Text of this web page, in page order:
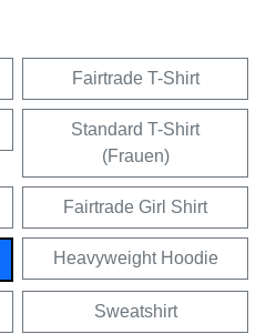
Fairtrade T-Shirt
Standard T-Shirt
(Frauen)
Fairtrade Girl Shirt
Heavyweight Hoodie
Sweatshirt